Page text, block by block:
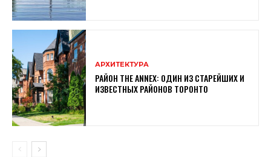
АРХИТЕКТУРА
РАЙОН THE ANNEX: ОДИН ИЗ СТАРЕЙШИХ И
ИЗВЕСТНЫХ РАЙОНОВ ТОРОНТО